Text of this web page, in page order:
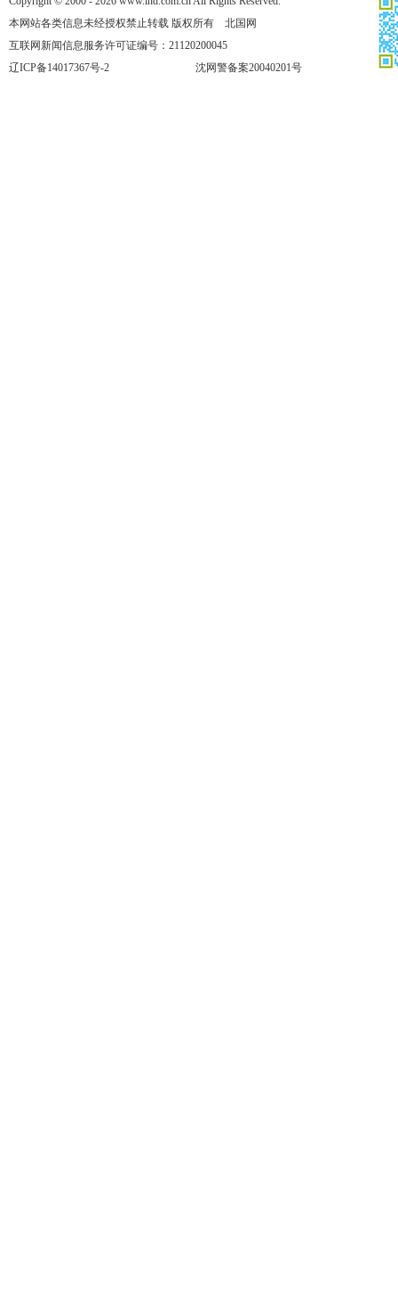
本网站各类信息未经授权禁止转载 版权所有 北国网
互联网新闻信息服务许可证编号：21120200045
辽ICP备14017367号-2
沈网警备案20040201号